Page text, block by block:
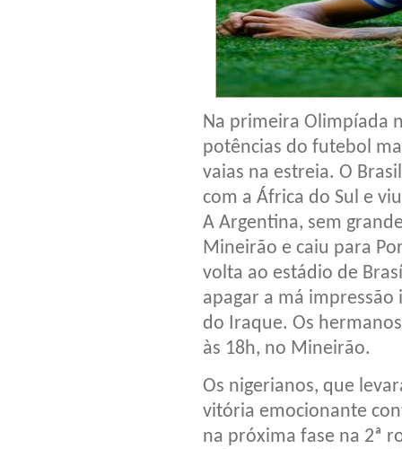
Na primeira Olimpíada
potências do futebol
vaias na estreia. O
com a África do Sul e
A Argentina, sem
Mineirão e caiu para
volta ao estádio de
apagar a má
do Iraque. Os
às 18h, no Mineirão.
Os nigerianos, que
vitória emocionante
na próxima fase na 2ª